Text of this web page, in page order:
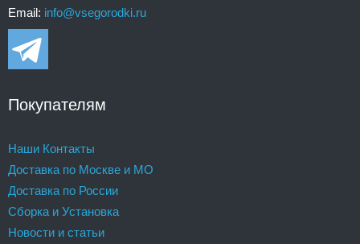
Email: info@vsegorodki.ru
Покупателям
Наши Контакты
Доставка по Москве и МО
Доставка по России
Сборка и Установка
Новости и статьи